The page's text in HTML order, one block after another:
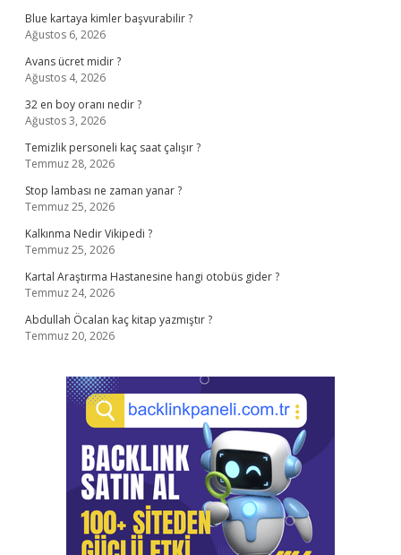
Blue kartaya kimler başvurabilir ?
Ağustos 6, 2026
Avans ücret midir ?
Ağustos 4, 2026
32 en boy oranı nedir ?
Ağustos 3, 2026
Temizlik personeli kaç saat çalışır ?
Temmuz 28, 2026
Stop lambası ne zaman yanar ?
Temmuz 25, 2026
Kalkınma Nedir Vikipedi ?
Temmuz 25, 2026
Kartal Araştırma Hastanesine hangi otobüs gider ?
Temmuz 24, 2026
Abdullah Öcalan kaç kitap yazmıştır ?
Temmuz 20, 2026